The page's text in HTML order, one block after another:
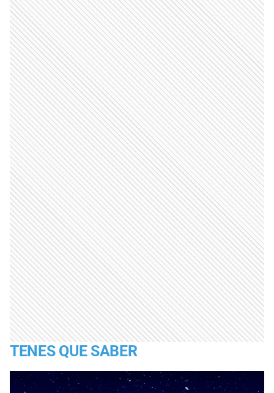
TENES QUE SABER